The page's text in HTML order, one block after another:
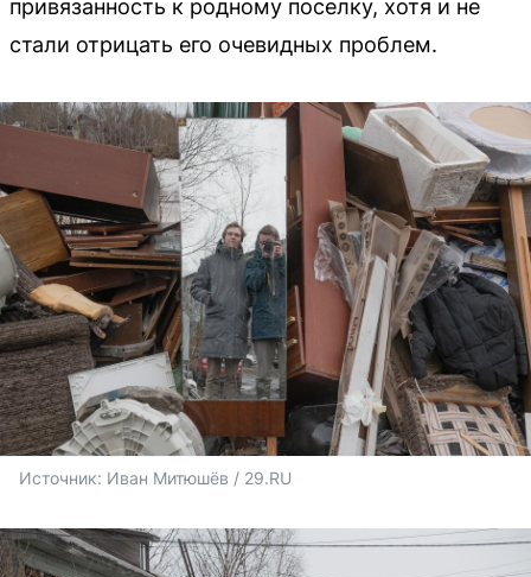
привязанность к родному поселку, хотя и не
стали отрицать его очевидных проблем.
Источник: Иван Митюшёв / 29.RU